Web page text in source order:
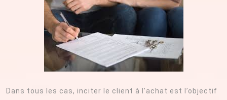
Dans tous les cas, inciter le client à l’achat est l’objectif